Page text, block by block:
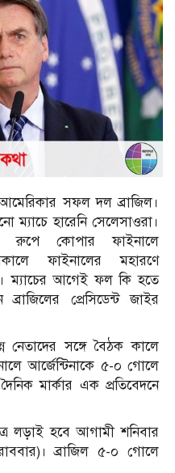
সফল দল ব্রাজিল।
ম্যাচে হারেনি সেলেসাওরা।
কোপার ফাইনালে
ফাইনালের মহারণে
ম্যাচের আগেই ফল কি হতে
প্রেসিডেন্ট জাইর
নেতাদের সঙ্গে বৈঠক কালে
আর্জেন্টিনাকে ৫-০ গোলে
মার্কার এক প্রতিবেদনে
লড়াই হবে আগামী শনিবার
ব্রাজিল ৫-০ গোলে